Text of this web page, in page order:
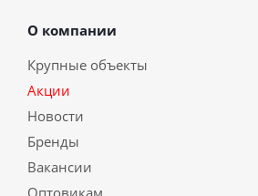
О компании
Крупные объекты
Акции
Новости
Бренды
Вакансии
Оптовикам